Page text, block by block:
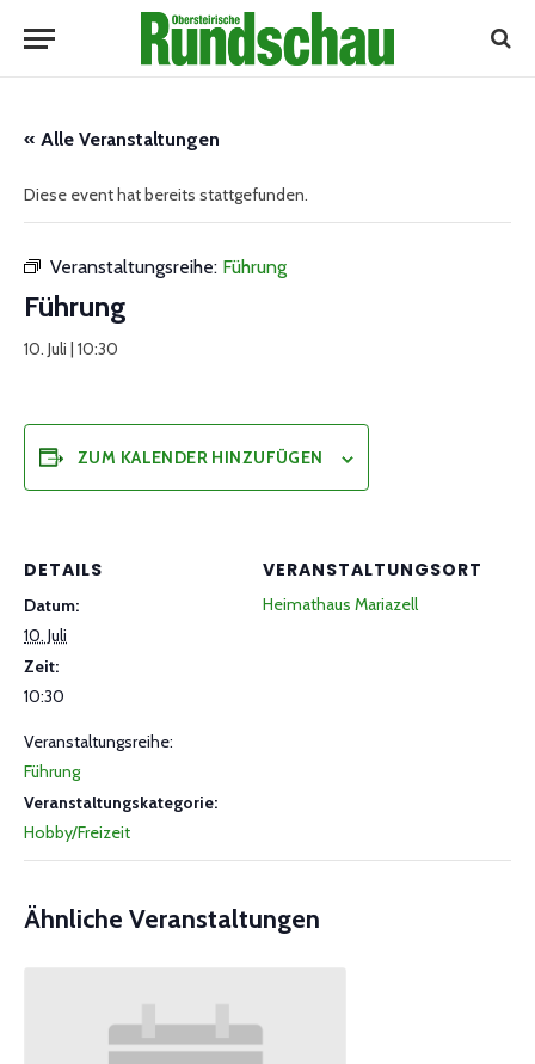
« Alle Veranstaltungen
Diese event hat bereits stattgefunden.
Veranstaltungsreihe: Führung
Führung
10. Juli | 10:30
ZUM KALENDER HINZUFÜGEN
DETAILS
Datum:
10. Juli
Zeit:
10:30
Veranstaltungsreihe:
Führung
Veranstaltungskategorie:
Hobby/Freizeit
VERANSTALTUNGSORT
Heimathaus Mariazell
Ähnliche Veranstaltungen